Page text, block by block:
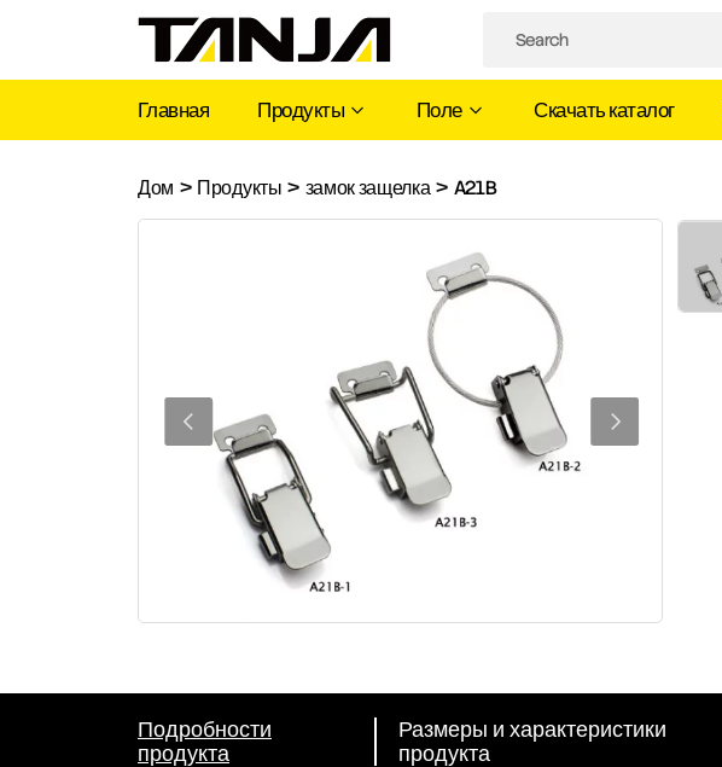
Главная Продукты Поле Скачать каталог
Дом > Продукты > замок защелка > A21B
Подробности
продукта
Размеры и характеристики
продукта